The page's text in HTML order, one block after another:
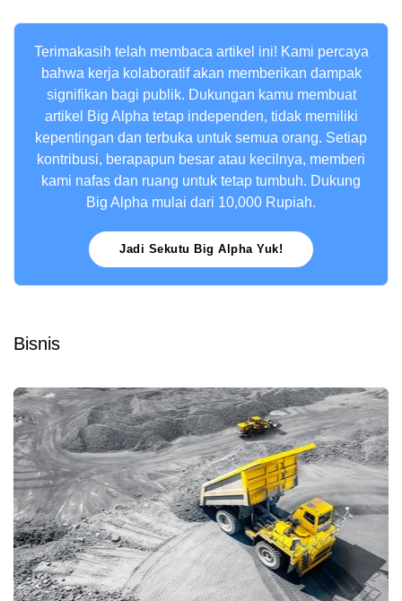
Terimakasih telah membaca artikel ini! Kami percaya
bahwa kerja kolaboratif akan memberikan dampak
signifikan bagi publik. Dukungan kamu membuat
artikel Big Alpha tetap independen, tidak memiliki
kepentingan dan terbuka untuk semua orang. Setiap
kontribusi, berapapun besar atau kecilnya, memberi
kami nafas dan ruang untuk tetap tumbuh. Dukung
Big Alpha mulai dari 10,000 Rupiah.
Jadi Sekutu Big Alpha Yuk!
Bisnis